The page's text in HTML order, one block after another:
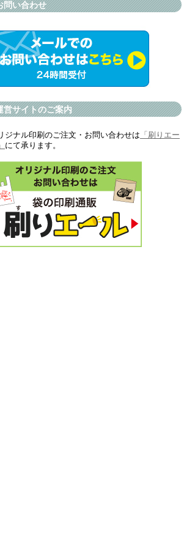
問い合わせ
営サイトのご案内
ジナル印刷のご注文・お問い合わせは 「刷りエー
にて承ります。